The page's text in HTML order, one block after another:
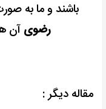
باشند و ما به
رضویآن
مقاله دیگر :